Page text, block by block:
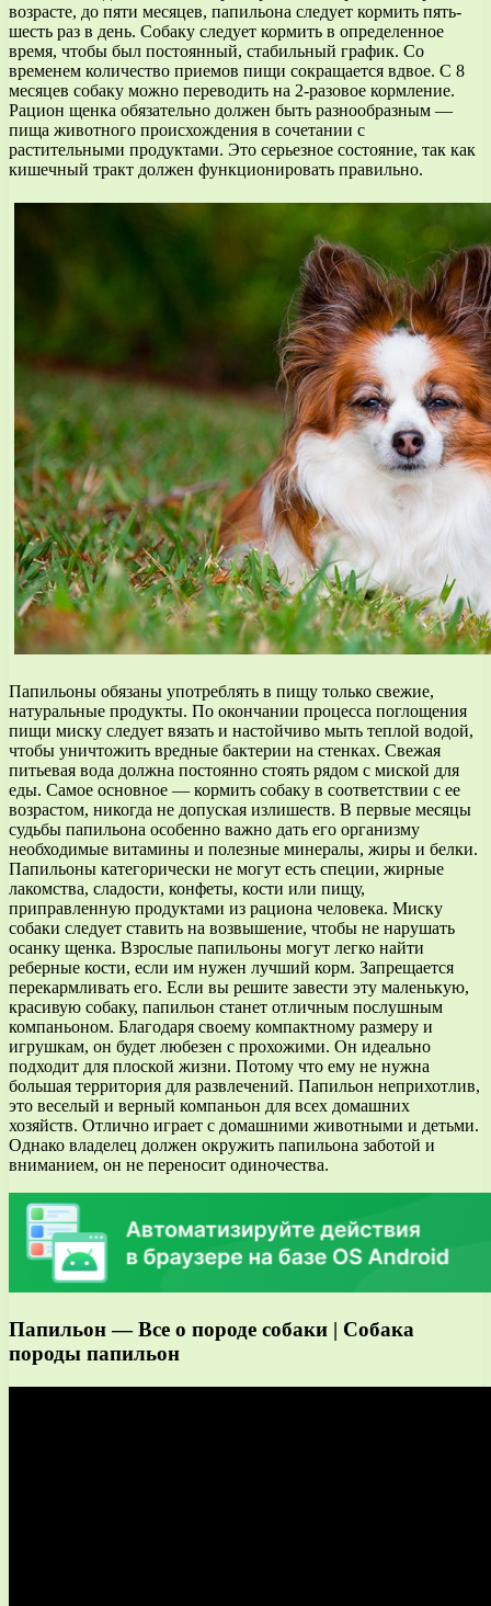
возрасте, до пяти месяцев, папильона следует кормить пять-
шесть раз в день. Собаку следует кормить в определенное
время, чтобы был постоянный, стабильный график. Со
временем количество приемов пищи сокращается вдвое. С 8
месяцев собаку можно переводить на 2-разовое кормление.
Рацион щенка обязательно должен быть разнообразным —
пища животного происхождения в сочетании с
растительными продуктами. Это серьезное состояние, так как
кишечный тракт должен функционировать правильно.
Папильоны обязаны употреблять в пищу только свежие,
натуральные продукты. По окончании процесса поглощения
пищи миску следует вязать и настойчиво мыть теплой водой,
чтобы уничтожить вредные бактерии на стенках. Свежая
питьевая вода должна постоянно стоять рядом с миской для
еды. Самое основное — кормить собаку в соответствии с ее
возрастом, никогда не допуская излишеств. В первые месяцы
судьбы папильона особенно важно дать его организму
необходимые витамины и полезные минералы, жиры и белки.
Папильоны категорически не могут есть специи, жирные
лакомства, сладости, конфеты, кости или пищу,
приправленную продуктами из рациона человека. Миску
собаки следует ставить на возвышение, чтобы не нарушать
осанку щенка. Взрослые папильоны могут легко найти
реберные кости, если им нужен лучший корм. Запрещается
перекармливать его. Если вы решите завести эту маленькую,
красивую собаку, папильон станет отличным послушным
компаньоном. Благодаря своему компактному размеру и
игрушкам, он будет любезен с прохожими. Он идеально
подходит для плоской жизни. Потому что ему не нужна
большая территория для развлечений. Папильон неприхотлив,
это веселый и верный компаньон для всех домашних
хозяйств. Отлично играет с домашними животными и детьми.
Однако владелец должен окружить папильона заботой и
вниманием, он не переносит одиночества.
Папильон — Все о породе собаки | Собака
породы папильон